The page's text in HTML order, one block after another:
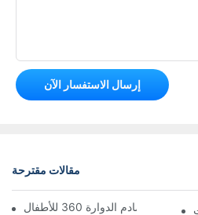
إرسال الاستفسار الآن
مقالات مقترحة
التصادم الدوارة 360 للأطفال